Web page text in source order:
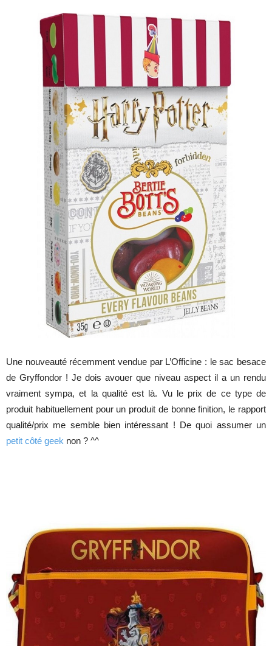
Une nouveauté récemment vendue par L’Officine : le sac besace
de Gryffondor ! Je dois avouer que niveau aspect il a un rendu
vraiment sympa, et la qualité est là. Vu le prix de ce type de
produit habituellement pour un produit de bonne finition, le rapport
qualité/prix me semble bien intéressant ! De quoi assumer un
petit côté geek non ? ^^